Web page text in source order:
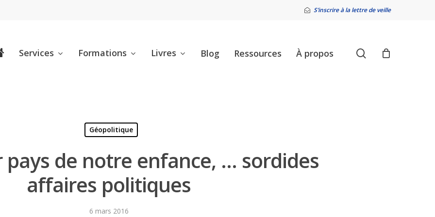
S’inscrire à la lettre de veille
Services Formations Livres Blog Ressources À propos search
Géopolitique
pays de notre enfance, … sordides
affaires politiques
6 mars 2016